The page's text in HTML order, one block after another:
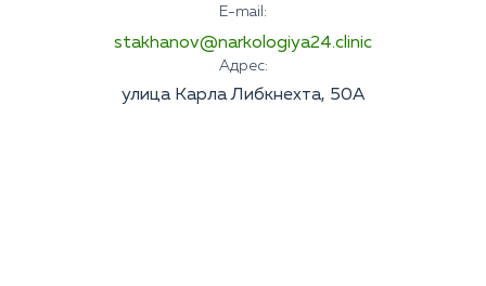
E-mail:
stakhanov@narkologiya24.clinic
Адрес:
улица Карла Либкнехта, 50А